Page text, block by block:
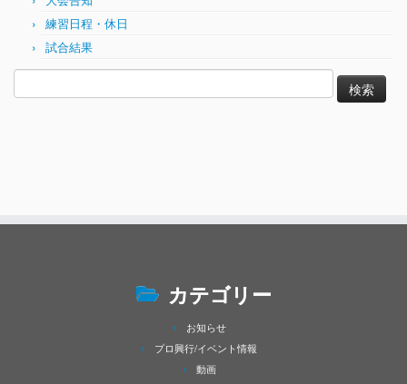
練習日程・休日
試合結果
索:
カテゴリー
お知らせ
プロ興行/イベント情報
動画